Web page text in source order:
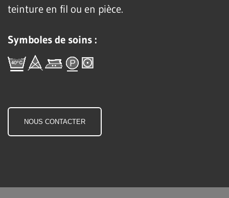
teinture en fil ou en pièce.
Symboles de soins :
NOUS CONTACTER